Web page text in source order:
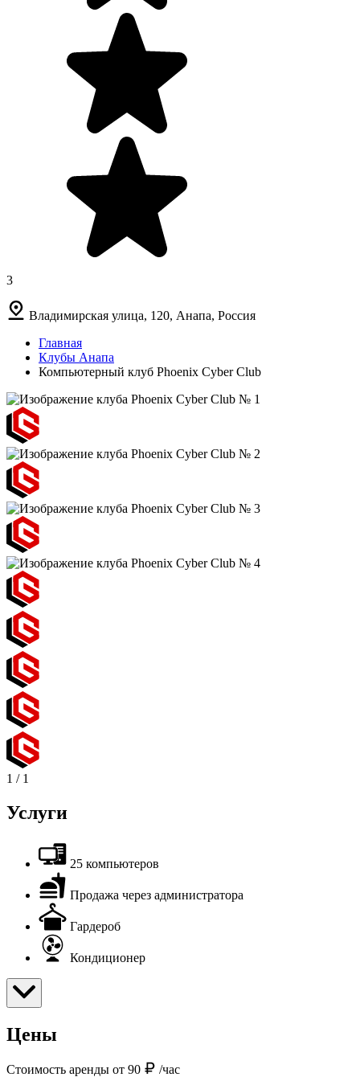
3
Владимирская улица, 120, Анапа, Россия
Главная
Клубы Анапа
Компьютерный клуб Phoenix Cyber Club
1 / 1
Услуги
25 компьютеров
Продажа через администратора
Гардероб
Кондиционер
Цены
Стоимость аренды от 90 /час